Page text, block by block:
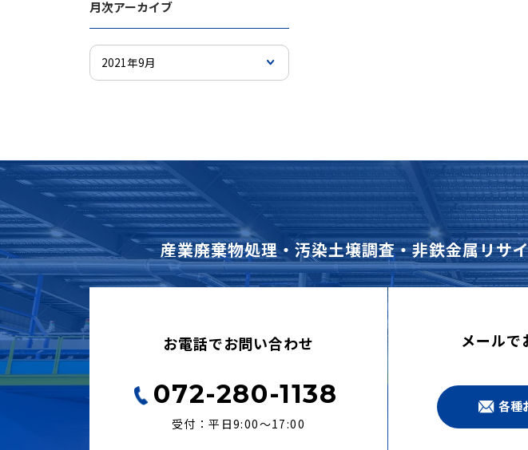
月次アーカイブ
産業廃棄物処理・汚染土壌調査・非鉄金属リサ
お電話でお問い合わせ
072-280-1138
受付：平日9:00〜17:00
メールで
各種